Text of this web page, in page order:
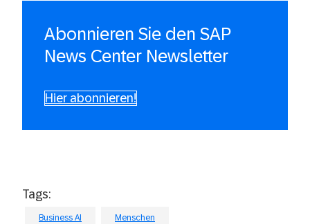
Abonnieren Sie den SAP
News Center Newsletter
Hier abonnieren!
Tags:
Business AI Menschen